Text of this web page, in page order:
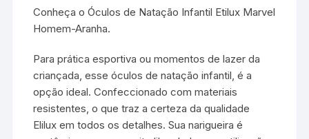
em
avaliação de
cliente
Conheça o Óculos de Natação Infantil Etilux Marvel
Homem-Aranha.
Para prática esportiva ou momentos de lazer da
criançada, esse óculos de natação infantil, é a
opção ideal. Confeccionado com materiais
resistentes, o que traz a certeza da qualidade
Elilux em todos os detalhes. Sua narigueira é